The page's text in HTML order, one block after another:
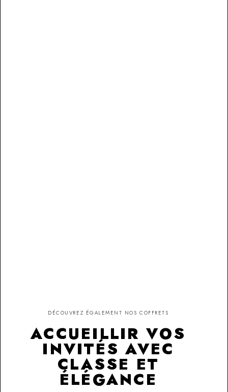
DÉCOUVREZ ÉGALEMENT NOS COFFRETS
ACCUEILLIR VOS
INVITÉS AVEC
CLASSE ET
ÉLÉGANCE